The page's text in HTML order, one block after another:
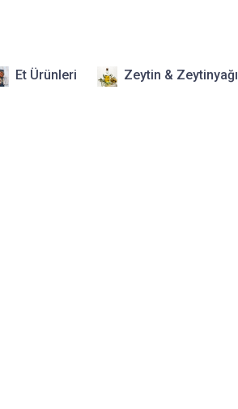
Et Ürünleri Zeytin & Zeytinyağı